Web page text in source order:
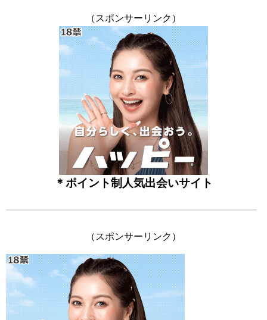
（スポンサーリンク）
＊ポイント制人気出会いサイト
（スポンサーリンク）